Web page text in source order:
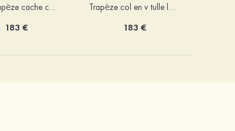
Robe trapèze cache cœur mousseline longueur mollet robe de mère de la mariée avec plissé veste
183 €
Trapèze col en v tulle longueur ras du sol robe de mère de la mariée avec perles paillettes
183 €